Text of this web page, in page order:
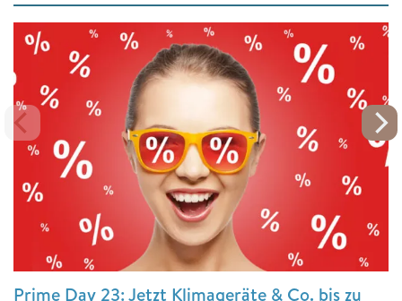
Prime Day 23: Jetzt Klimageräte & Co. bis zu